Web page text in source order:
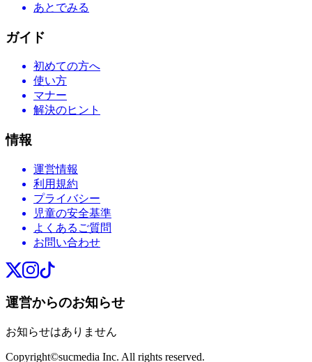
あとでみる
ガイド
初めての方へ
使い方
マナー
解決のヒント
情報
運営情報
利用規約
プライバシー
児童の安全基準
よくあるご質問
お問い合わせ
運営からのお知らせ
お知らせはありません
Copyright©sucmedia Inc. All rights reserved.